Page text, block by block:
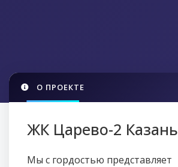
О ПРОЕКТЕ
ЖК Царево-2 Казань
Мы с гордостью представляет